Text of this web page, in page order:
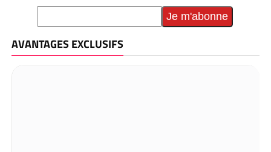
AVANTAGES EXCLUSIFS